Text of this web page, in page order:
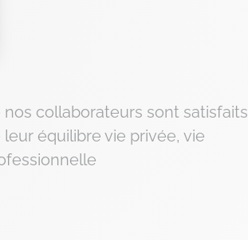
nos collaborateurs sont satisfaits
leur équilibre vie privée, vie